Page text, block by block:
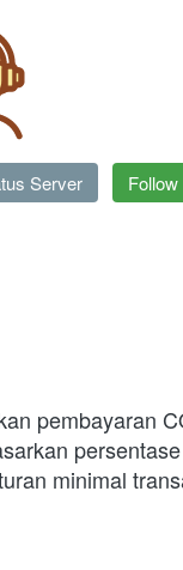
Server `
pembayaran
minimal